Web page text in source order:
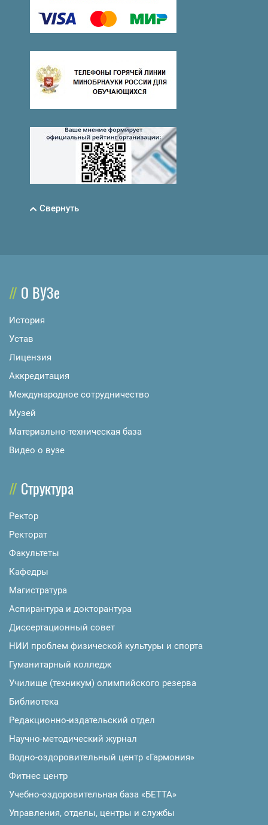
Свернуть
О ВУЗе
История
Устав
Лицензия
Аккредитация
Международное сотрудничество
Музей
Материально-техническая база
Видео о вузе
Структура
Ректор
Ректорат
Факультеты
Кафедры
Магистратура
Аспирантура и докторантура
Диссертационный совет
НИИ проблем физической культуры и спорта
Гуманитарный колледж
Училище (техникум) олимпийского резерва
Библиотека
Редакционно-издательский отдел
Научно-методический журнал
Водно-оздоровительный центр «Гармония»
Фитнес центр
Учебно-оздоровительная база «БЕТТА»
Управления, отделы, центры и службы